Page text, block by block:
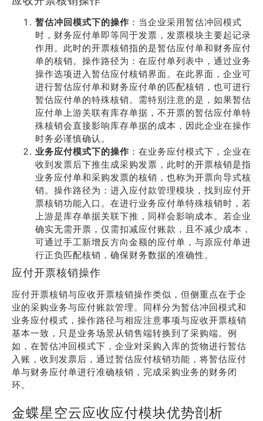
暂估冲回模式下的操作 ：当企业采用暂估冲回模式
时，财务应付单即等同于发票，发票模块主要起记录
作用。此时的开票核销指的是暂估应付单和财务应付
单的核销。操作路径为：在应付单列表中，通过业务
操作选项进入暂估应付核销界面。在此界面，企业可
进行暂估应付单和财务应付单的匹配核销，也可进行
暂估应付单的特殊核销。需特别注意的是，如果暂估
应付单上游关联有库存单据，不开票的暂估应付单特
殊核销会直接影响库存单据的成本，因此企业在操作
时务必谨慎确认。
业务应付模式下的操作 ：在业务应付模式下，企业在
收到发票后下推生成采购发票，此时的开票核销是指
业务应付单和采购发票的核销，也称为开票向导式核
销。操作路径为：进入应付款管理模块，找到应付开
票核销功能入口。在进行业务应付单特殊核销时，若
上游是库存单据关联下推，同样会影响成本。若企业
确实无需开票，仅需扣减应付账款，且不减少成本，
可通过手工新增反方向金额的应付单，与原应付单进
行正负匹配核销，确保财务数据的准确性。
应付开票核销操作
应付开票核销与应收开票核销操作类似，但侧重点在于企
业的采购业务与应付账款管理。同样分为暂估冲回模式和
业务应付模式，操作路径与相应注意事项与应收开票核销
基本一致，只是业务场景从销售端转换到了采购端。例
如，在暂估冲回模式下，企业对采购入库的货物进行暂估
入账，收到发票后，通过暂估应付核销功能，将暂估应付
单与财务应付单进行准确核销，完成采购业务的财务闭
环。
金蝶星空云应收应付模块优势剖析